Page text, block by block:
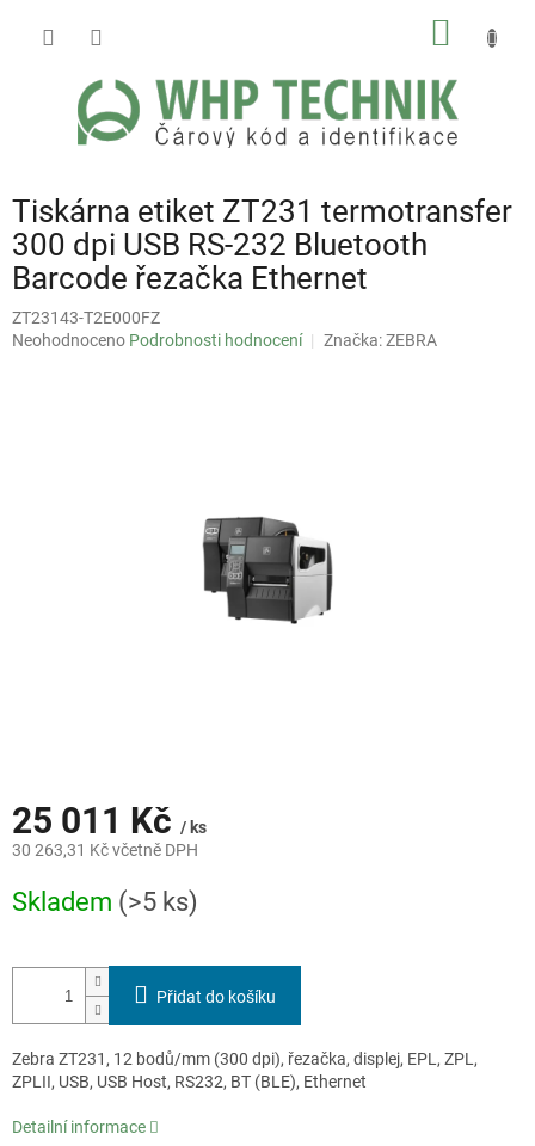
Tiskárna etiket ZT231 termotransfer
300 dpi USB RS-232 Bluetooth
Barcode řezačka Ethernet
ZT23143-T2E000FZ
Průměrné
Neohodnoceno Podrobnosti hodnocení Značka:ZEBRA
25 011 Kč / ks
30 263,31 Kč včetně DPH
cena:
Skladem (>5 ks)
Přidat do košíku
Zebra ZT231, 12 bodů/mm (300 dpi), řezačka, displej, EPL, ZPL,
ZPLII, USB, USB Host, RS232, BT (BLE), Ethernet
Detailní informace